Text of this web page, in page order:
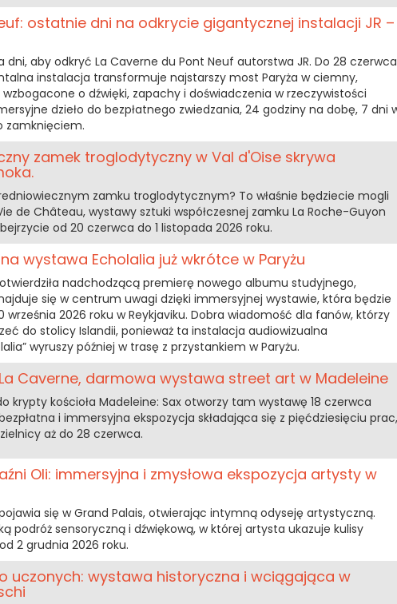
ostatnie dni na odkrycie gigantycznej instalacji JR –
dni, aby odkryć La Caverne du Pont Neuf autorstwa JR. Do 28 czerwca
instalacja transformuje najstarszy most Paryża w ciemny,
o dźwięki, zapachy i doświadczenia w rzeczywistości
dzieło do bezpłatnego zwiedzania, 24 godziny na dobę, 7 dni
zamknięciem.
zamek troglodytyczny w Val d'Oise skrywa
zamku troglodytycznym? To właśnie będziecie mogli
de Château, wystawy sztuki współczesnej zamku La Roche-Guyon
od 20 czerwca do 1 listopada 2026 roku.
wystawa Echolalia już wkrótce w Paryżu
nadchodzącą premierę nowego albumu studyjnego,
się w centrum uwagi dzięki immersyjnej wystawie, która będzie
2026 roku w Reykjaviku. Dobra wiadomość dla fanów, którzy
do stolicy Islandii, ponieważ ta instalacja audiowizualna
wyruszy później w trasę z przystankiem w Paryżu.
Caverne, darmowa wystawa street art w Madeleine
krypty kościoła Madeleine: Sax otworzy tam wystawę 18 czerwca
i immersyjna ekspozycja składająca się z pięćdziesięciu prac,
aż do 28 czerwca.
Oli: immersyjna i zmysłowa ekspozycja artysty w
się w Grand Palais, otwierając intymną odyseję artystyczną.
podróż sensoryczną i dźwiękową, w której artysta ukazuje kulisy
2 grudnia 2026 roku.
uczonych: wystawa historyczna i wciągająca w